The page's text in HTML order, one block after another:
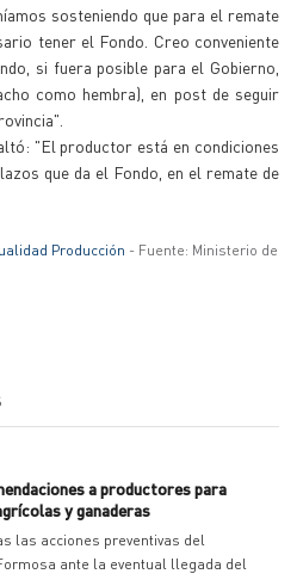
sosteniendo que para el remate
tener el Fondo. Creo conveniente
si fuera posible para el Gobierno,
como hembra), en post de seguir
"El productor está en condiciones
que da el Fondo, en el remate de
Producción - Fuente: Ministerio de
a productores para
y ganaderas
las acciones preventivas del
ante la eventual llegada del